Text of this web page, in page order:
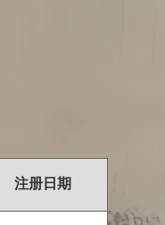
注册日期